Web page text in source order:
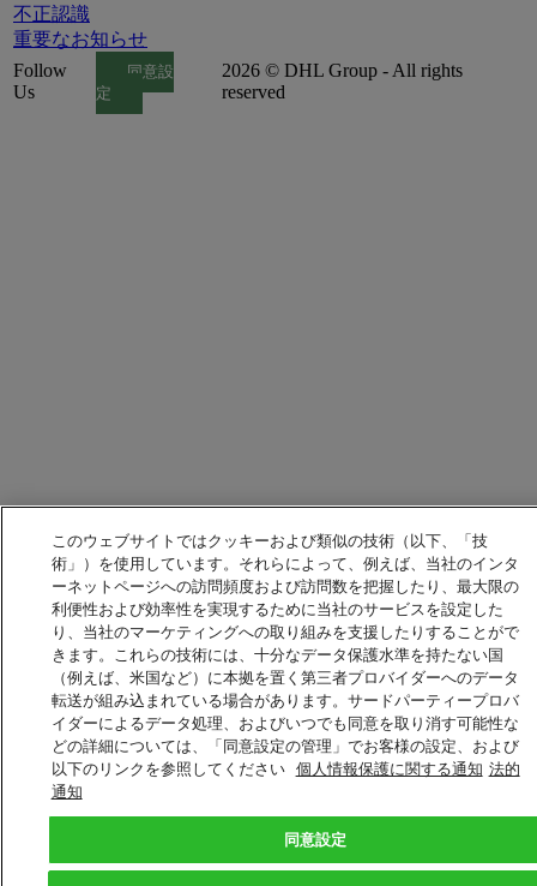
不正認識
重要なお知らせ
Follow
Us
同意設
定
2026 © DHL Group - All rights
reserved
このウェブサイトではクッキーおよび類似の技術（以下、「技
術」）を使用しています。それらによって、例えば、当社のインタ
ーネットページへの訪問頻度および訪問数を把握したり、最大限の
利便性および効率性を実現するために当社のサービスを設定した
り、当社のマーケティングへの取り組みを支援したりすることがで
きます。これらの技術には、十分なデータ保護水準を持たない国
（例えば、米国など）に本拠を置く第三者プロバイダーへのデータ
転送が組み込まれている場合があります。サードパーティープロバ
イダーによるデータ処理、およびいつでも同意を取り消す可能性な
どの詳細については、「同意設定の管理」でお客様の設定、および
以下のリンクを参照してください 個人情報保護に関する通知 法的
通知
同意設定